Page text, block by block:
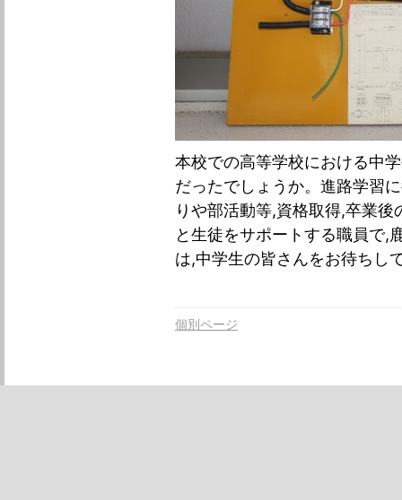
本校での高等学校における中
だったでしょうか。進路学習
りや部活動等,資格取得,卒業
と生徒をサポートする職員で,
は,中学生の皆さんをお待ちし
個別ページ